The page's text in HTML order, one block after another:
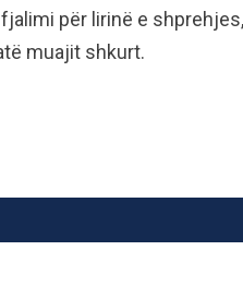
për lirinë e
muajit shkurt.